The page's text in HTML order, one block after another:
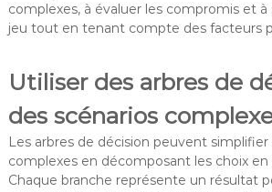
complexes, à évaluer les compromis et à
jeu tout en tenant compte des facteurs
Utiliser des arbres de
des scénarios
Les arbres de décision peuvent simplifier
complexes en décomposant les choix en
Chaque branche représente un résultat